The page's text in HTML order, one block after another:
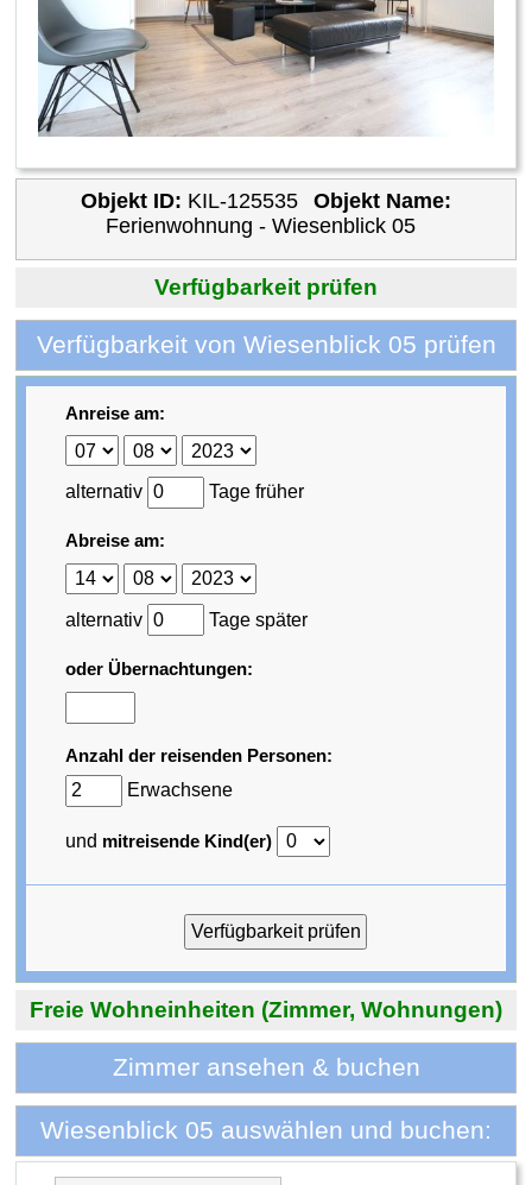
Objekt ID: KIL-125535
Objekt Name:
Ferienwohnung - Wiesenblick 05
Verfügbarkeit prüfen
Verfügbarkeit von Wiesenblick 05 prüfen
Anreise am:
alternativ Tage früher
Abreise am:
alternativ Tage später
oder Übernachtungen:
Anzahl der reisenden Personen:
Erwachsene
und mitreisende Kind(er)
Freie Wohneinheiten (Zimmer, Wohnungen)
Zimmer ansehen & buchen
Wiesenblick 05 auswählen und buchen: